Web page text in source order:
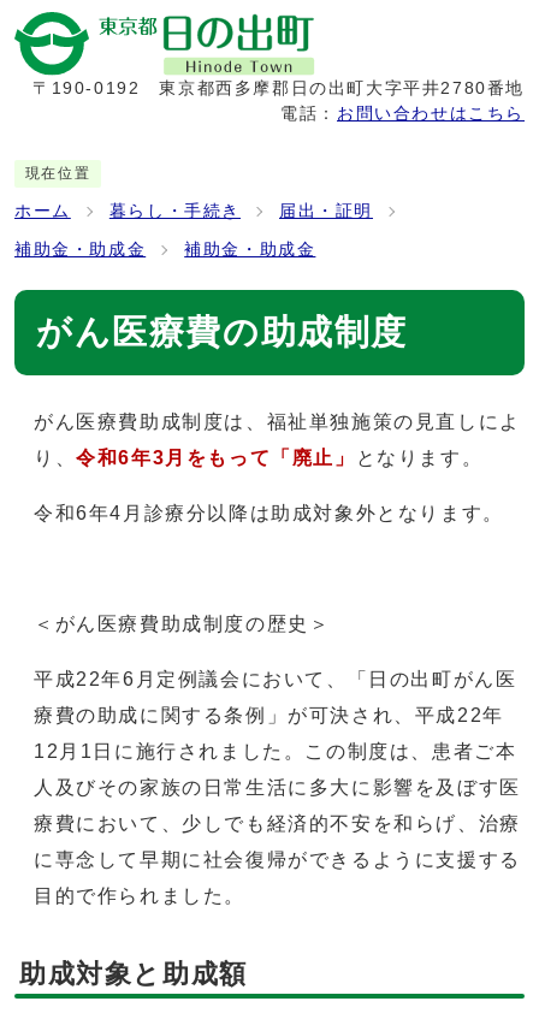
〒190-0192
東京都西多摩郡日の出町大字平井2780番地
電話： お問い合わせはこちら
現在位置
ホーム 暮らし・手続き 届出・証明
補助金・助成金 補助金・助成金
がん医療費の助成制度
がん医療費助成制度は、福祉単独施策の見直しによ
り、令和6年3月をもって「廃止」 となります。
令和6年4月診療分以降は助成対象外となります。
＜がん医療費助成制度の歴史＞
平成22年6月定例議会において、「日の出町がん医
療費の助成に関する条例」が可決され、平成22年
12月1日に施行されました。この制度は、患者ご本
人及びその家族の日常生活に多大に影響を及ぼす医
療費において、少しでも経済的不安を和らげ、治療
に専念して早期に社会復帰ができるように支援する
目的で作られました。
助成対象と助成額